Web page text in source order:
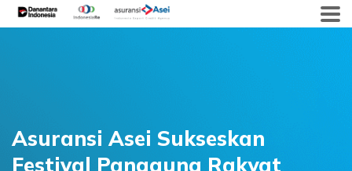
Skip
to
Asuransi Asei Sukseskan
Festival Panggung Rakyat